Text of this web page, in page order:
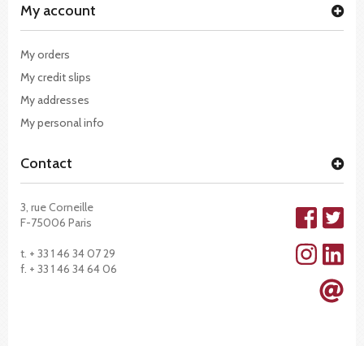
My account
My orders
My credit slips
My addresses
My personal info
Contact
3, rue Corneille
F-75006 Paris
t. + 33 1 46 34 07 29
f. + 33 1 46 34 64 06